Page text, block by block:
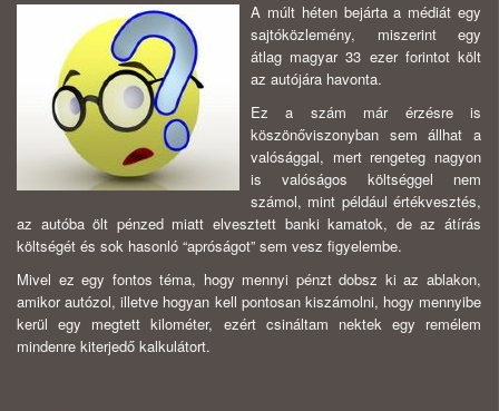
A múlt héten bejárta a médiát egy
sajtóközlemény, miszerint egy
átlag magyar 33 ezer forintot költ
az autójára havonta.
Ez a szám már érzésre is
köszönőviszonyban sem állhat a
valósággal, mert rengeteg nagyon
is valóságos költséggel nem
számol, mint például értékvesztés,
az autóba ölt pénzed miatt elvesztett banki kamatok, de az átírás
költségét és sok hasonló “apróságot” sem vesz figyelembe.
Mivel ez egy fontos téma, hogy mennyi pénzt dobsz ki az ablakon,
amikor autózol, illetve hogyan kell pontosan kiszámolni, hogy mennyibe
kerül egy megtett kilométer, ezért csináltam nektek egy remélem
mindenre kiterjedő kalkulátort.